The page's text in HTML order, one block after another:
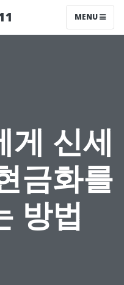
MENU
게 신세
금화를
방법